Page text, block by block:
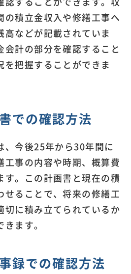
の積立金収入や修繕工事へ
高などが記載されていま
会計の部分を確認すること
を把握することができま
での確認方法
、今後25年から30年間に
工事の内容や時期、概算費
す。この計画書と現在の積
せることで、将来の修繕工
切に積み立てられているか
ます。
録での確認方法